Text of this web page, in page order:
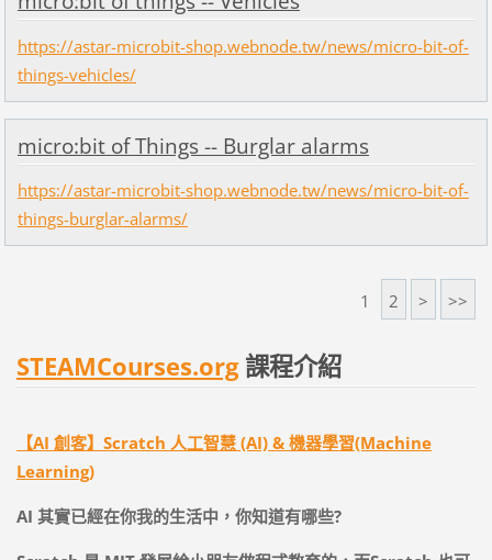
https://astar-microbit-shop.webnode.tw/news/micro-bit-of-
things-vehicles/
micro:bit of Things -- Burglar alarms
https://astar-microbit-shop.webnode.tw/news/micro-bit-of-
things-burglar-alarms/
1 2 > >>
STEAMCourses.org課程介紹
【AI 創客】Scratch 人工智慧 (AI) & 機器學習(Machine
Learning)
AI 其實已經在你我的生活中，你知道有哪些?